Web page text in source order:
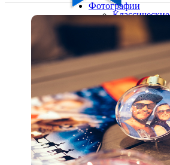
Ваш город:
Ваш регион доставки
Выберите из списка:
Фотографии
Классические
фото
10х10
10х15
15х20
20х20
20х30
30х30
30х40
А4
Фото
в